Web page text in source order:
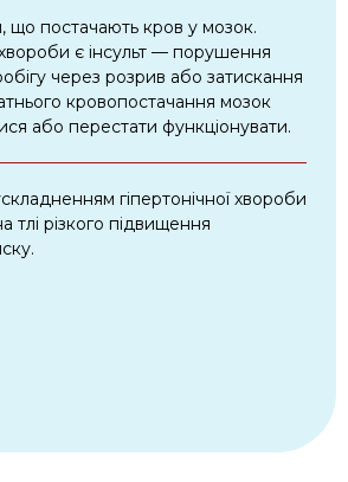
постачають кров у мозок.
є інсульт — порушення
через розрив або затискання
кровопостачання мозок
або перестати функціонувати.
гіпертонічної хвороби
тлі різкого підвищення